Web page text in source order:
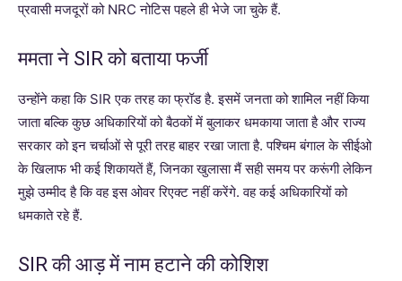
प्रवासी मजदूरों को NRC नोटिस पहले ही भेजे जा चुके हैं.
ममता ने SIR को बताया फर्जी
उन्होंने कहा कि SIR एक तरह का फ्रॉड है. इसमें जनता को शामिल नहीं किया
जाता बल्कि कुछ अधिकारियों को बैठकों में बुलाकर धमकाया जाता है और राज्य
सरकार को इन चर्चाओं से पूरी तरह बाहर रखा जाता है. पश्चिम बंगाल के सीईओ
के खिलाफ भी कई शिकायतें हैं, जिनका खुलासा मैं सही समय पर करूंगी लेकिन
मुझे उम्मीद है कि वह इस ओवर रिएक्ट नहीं करेंगे. वह कई अधिकारियों को
धमकाते रहे हैं.
SIR की आड़ में नाम हटाने की कोशिश